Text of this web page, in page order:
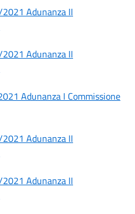
Adunanza II
Adunanza II
Adunanza I Commissione
Adunanza II
Adunanza II